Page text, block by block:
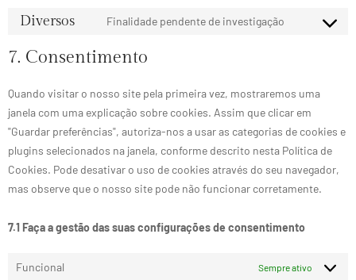
Diversos Finalidade pendente de investigação
7. Consentimento
Quando visitar o nosso site pela primeira vez, mostraremos uma
janela com uma explicação sobre cookies. Assim que clicar em
"Guardar preferências", autoriza-nos a usar as categorias de cookies e
plugins selecionados na janela, conforme descrito nesta Política de
Cookies. Pode desativar o uso de cookies através do seu navegador,
mas observe que o nosso site pode não funcionar corretamente.
7.1 Faça a gestão das suas configurações de consentimento
Funcional Sempre ativo